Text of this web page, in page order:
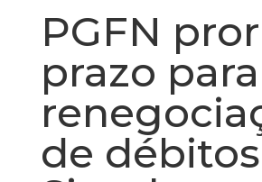
PGFN
prazo para
de